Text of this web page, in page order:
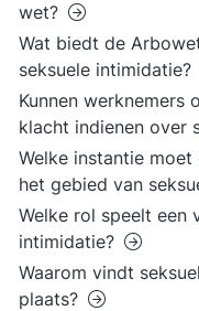
wet?
Wat biedt de
seksuele intimidatie?
Kunnen werknemers
klacht indienen over
Welke instantie
het gebied van
Welke rol speelt een
intimidatie?
Waarom vindt
plaats?